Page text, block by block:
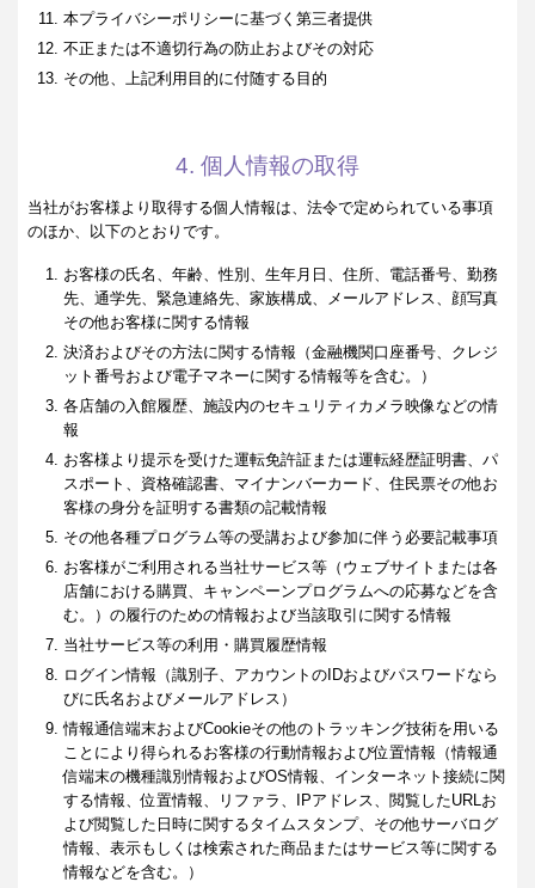
本プライバシーポリシーに基づく第三者提供
不正または不適切行為の防止およびその対応
その他、上記利用目的に付随する目的
4. 個人情報の取得
当社がお客様より取得する個人情報は、法令で定められている事項
のほか、以下のとおりです。
お客様の氏名、年齢、性別、生年月日、住所、電話番号、勤務
先、通学先、緊急連絡先、家族構成、メールアドレス、顔写真
その他お客様に関する情報
決済およびその方法に関する情報（金融機関口座番号、クレジ
ット番号および電子マネーに関する情報等を含む。）
各店舗の入館履歴、施設内のセキュリティカメラ映像などの情
報
お客様より提示を受けた運転免許証または運転経歴証明書、パ
スポート、資格確認書、マイナンバーカード、住民票その他お
客様の身分を証明する書類の記載情報
その他各種プログラム等の受講および参加に伴う必要記載事項
お客様がご利用される当社サービス等（ウェブサイトまたは各
店舗における購買、キャンペーンプログラムへの応募などを含
む。）の履行のための情報および当該取引に関する情報
当社サービス等の利用・購買履歴情報
ログイン情報（識別子、アカウントのIDおよびパスワードなら
びに氏名およびメールアドレス）
情報通信端末およびCookieその他のトラッキング技術を用いる
ことにより得られるお客様の行動情報および位置情報（情報通
信端末の機種識別情報およびOS情報、インターネット接続に関
する情報、位置情報、リファラ、IPアドレス、閲覧したURLお
よび閲覧した日時に関するタイムスタンプ、その他サーバログ
情報、表示もしくは検索された商品またはサービス等に関する
情報などを含む。）